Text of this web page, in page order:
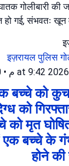
गोलीबारी की
हो गई, संभवतः
इज़रायल पुलिस
•
बच्चे को
को
मृत
एक बच्चे के
होने